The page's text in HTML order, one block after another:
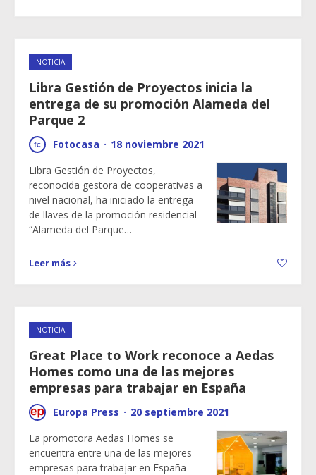
NOTICIA
Libra Gestión de Proyectos inicia la
entrega de su promoción Alameda del
Parque 2
Fotocasa · 18 noviembre 2021
Libra Gestión de Proyectos,
reconocida gestora de cooperativas a
nivel nacional, ha iniciado la entrega
de llaves de la promoción residencial
“Alameda del Parque…
Leer más
NOTICIA
Great Place to Work reconoce a Aedas
Homes como una de las mejores
empresas para trabajar en España
Europa Press · 20 septiembre 2021
La promotora Aedas Homes se
encuentra entre una de las mejores
empresas para trabajar en España